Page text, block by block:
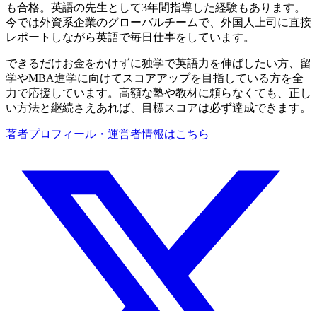
も合格。英語の先生として3年間指導した経験もあります。
今では外資系企業のグローバルチームで、外国人上司に直接
レポートしながら英語で毎日仕事をしています。
できるだけお金をかけずに独学で英語力を伸ばしたい方、留
学やMBA進学に向けてスコアアップを目指している方を全
力で応援しています。高額な塾や教材に頼らなくても、正し
い方法と継続さえあれば、目標スコアは必ず達成できます。
著者プロフィール・運営者情報はこちら